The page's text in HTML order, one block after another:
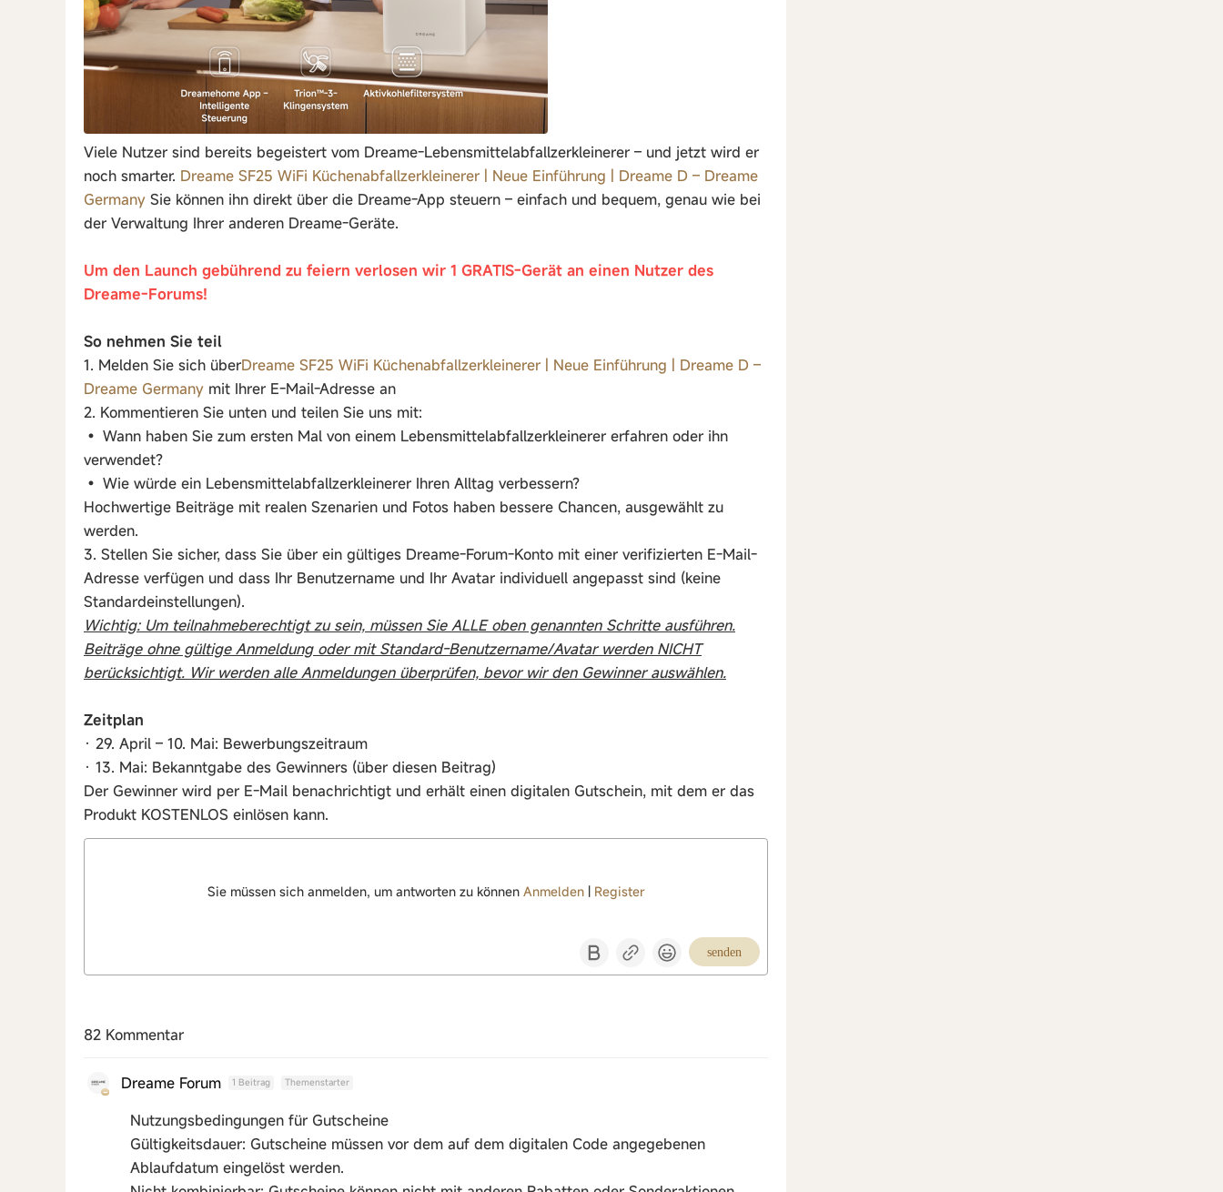
Viele Nutzer sind bereits begeistert vom Dreame-Lebensmittelabfallzerkleinerer – und jetzt wird er
noch smarter. Dreame SF25 WiFi Küchenabfallzerkleinerer | Neue Einführung | Dreame D – Dreame
Germany Sie können ihn direkt über die Dreame-App steuern – einfach und bequem, genau wie bei
der Verwaltung Ihrer anderen Dreame-Geräte.
Um den Launch gebührend zu feiern verlosen wir 1 GRATIS-Gerät an einen Nutzer des
Dreame-Forums!
So nehmen Sie teil
1. Melden Sie sich überDreame SF25 WiFi Küchenabfallzerkleinerer | Neue Einführung | Dreame D –
Dreame Germany mit Ihrer E-Mail-Adresse an
2. Kommentieren Sie unten und teilen Sie uns mit:
• Wann haben Sie zum ersten Mal von einem Lebensmittelabfallzerkleinerer erfahren oder ihn
verwendet?
• Wie würde ein Lebensmittelabfallzerkleinerer Ihren Alltag verbessern?
Hochwertige Beiträge mit realen Szenarien und Fotos haben bessere Chancen, ausgewählt zu
werden.
3. Stellen Sie sicher, dass Sie über ein gültiges Dreame-Forum-Konto mit einer verifizierten E-Mail-
Adresse verfügen und dass Ihr Benutzername und Ihr Avatar individuell angepasst sind (keine
Standardeinstellungen).
Wichtig: Um teilnahmeberechtigt zu sein, müssen Sie ALLE oben genannten Schritte ausführen.
Beiträge ohne gültige Anmeldung oder mit Standard-Benutzername/Avatar werden NICHT
berücksichtigt. Wir werden alle Anmeldungen überprüfen, bevor wir den Gewinner auswählen.
Zeitplan
· 29. April – 10. Mai: Bewerbungszeitraum
· 13. Mai: Bekanntgabe des Gewinners (über diesen Beitrag)
Der Gewinner wird per E-Mail benachrichtigt und erhält einen digitalen Gutschein, mit dem er das
Produkt KOSTENLOS einlösen kann.
Sie müssen sich anmelden, um antworten zu können Anmelden | Register
senden
82 Kommentar
Dreame Forum 1 Beitrag Themenstarter
Nutzungsbedingungen für Gutscheine
Gültigkeitsdauer: Gutscheine müssen vor dem auf dem digitalen Code angegebenen
Ablaufdatum eingelöst werden.